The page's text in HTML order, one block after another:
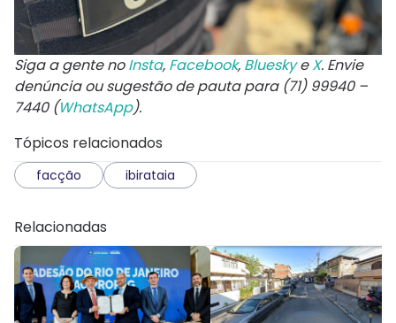
Siga a gente noInsta, Facebook, BlueskyeX. Envie
denúncia ou sugestão de pauta para (71) 99940 –
7440 (WhatsApp).
Tópicos relacionados
facção ibirataia
Relacionadas